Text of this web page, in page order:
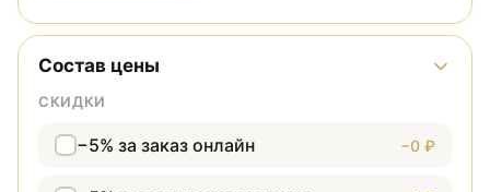
Состав цены
СКИДКИ
−5% за заказ онлайн −0 ₽